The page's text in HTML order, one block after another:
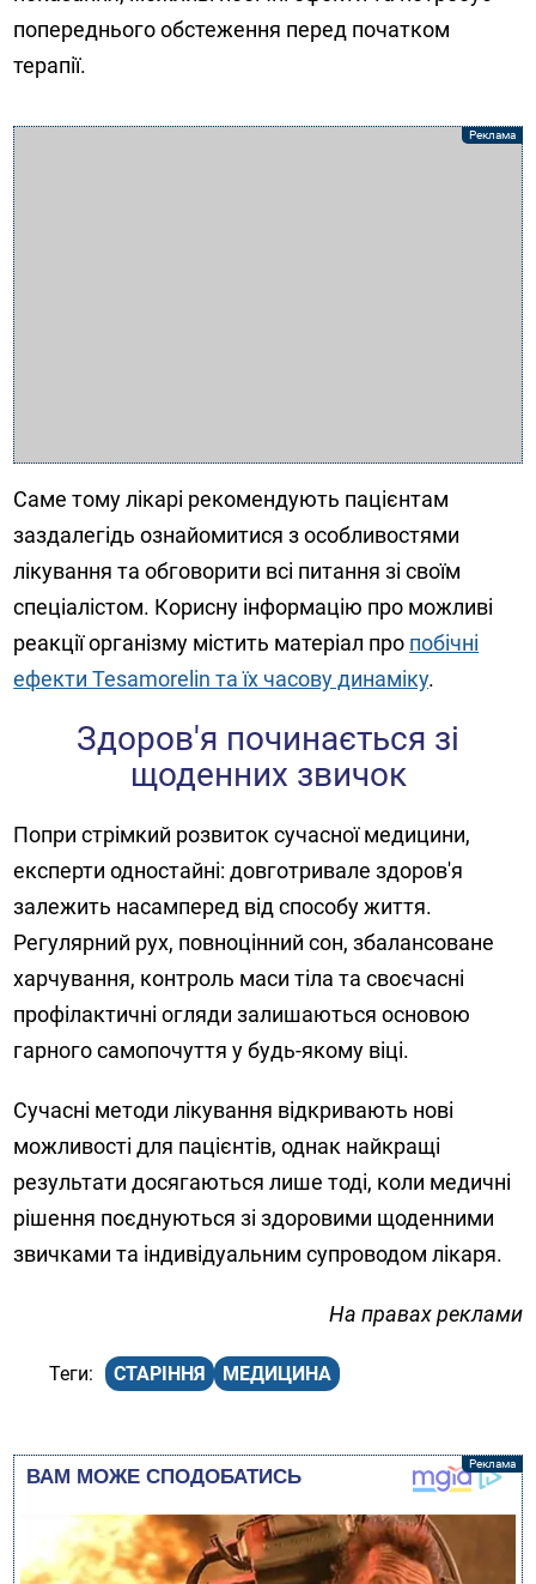
попереднього обстеження перед початком
терапії.
Саме тому лікарі рекомендують пацієнтам
заздалегідь ознайомитися з особливостями
лікування та обговорити всі питання зі своїм
спеціалістом. Корисну інформацію про можливі
реакції організму містить матеріал про побічні
ефекти Tesamorelin та їх часову динаміку.
Здоров'я починається зі
щоденних звичок
Попри стрімкий розвиток сучасної медицини,
експерти одностайні: довготривале здоров'я
залежить насамперед від способу життя.
Регулярний рух, повноцінний сон, збалансоване
харчування, контроль маси тіла та своєчасні
профілактичні огляди залишаються основою
гарного самопочуття у будь-якому віці.
Сучасні методи лікування відкривають нові
можливості для пацієнтів, однак найкращі
результати досягаються лише тоді, коли медичні
рішення поєднуються зі здоровими щоденними
звичками та індивідуальним супроводом лікаря.
На правах реклами
СТАРІННЯ МЕДИЦИНА